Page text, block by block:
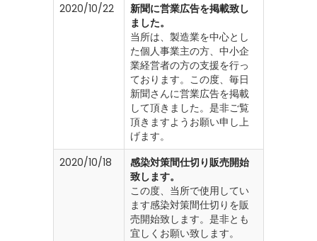
2020/10/22
新聞に営業広告を掲載致し
ました。
当所は、製造業を中心とし
た個人事業主の方、中小企
業経営者の方の支援を行っ
ております。この度、毎日
新聞さんに営業広告を掲載
して頂きました。是非ご覧
頂きますようお願い申し上
げます。
2020/10/18
感染対策間仕切り販売開始
致します。
この度、当所で使用してい
ます感染対策間仕切りを販
売開始致します。是非とも
宜しくお願い致します。